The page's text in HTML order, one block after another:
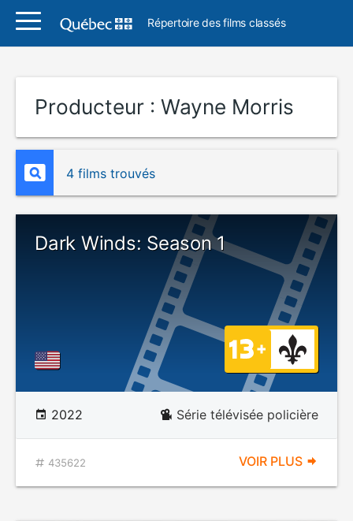
Répertoire des films classés
Producteur : Wayne Morris
4 films trouvés
Dark Winds: Season 1
2022 Série télévisée policière
435622 VOIR PLUS